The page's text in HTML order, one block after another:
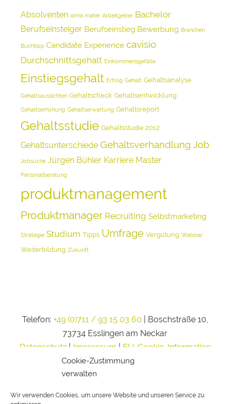
Cookie-Zustimmung
verwalten
Wir verwenden Cookies, um unsere Website und unseren Service zu
Absolventen alma mater Arbeitgeber Bachelor
Berufseinsteiger Berufseinstieg Bewerbung Branchen
Buchtipp Candidate Experience cavisio
Durchschnittsgehalt Einkommensgefälle
Einstiegsgehalt Erfolg Gehalt Gehaltsanalyse
Gehaltsaussichten Gehaltscheck Gehaltsentwicklung
Gehaltserhöhung Gehaltserwartung Gehaltsreport
Gehaltsstudie Gehaltsstudie 2012
Gehaltsunterschiede Gehaltsverhandlung Job
Jobsuche Jürgen Bühler Karriere Master
Personalberatung
produktmanagement
Produktmanager Recruiting Selbstmarketing
Strategie Studium Tipps Umfrage Vergütung Webinar
Weiterbildung Zukunft
Telefon: +49 (0)711 / 93 15 03 60 | Boschstraße 10,
73734 Esslingen am Neckar
Datenschutz| Impressum | EU-Cookie-Information